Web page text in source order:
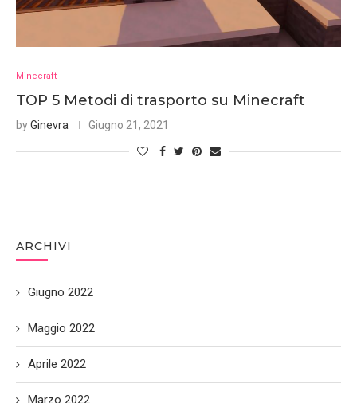
Minecraft
TOP 5 Metodi di trasporto su Minecraft
byGinevra Giugno 21, 2021
ARCHIVI
Giugno 2022
Maggio 2022
Aprile 2022
Marzo 2022